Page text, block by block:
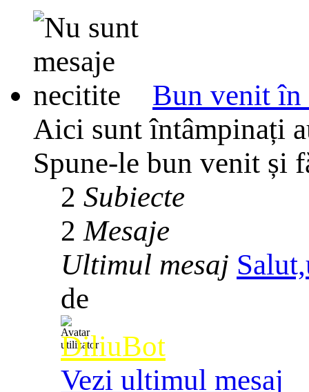
Bun venit în
Aici sunt întâmpinați
Spune-le bun venit și
2 Subiecte
2Mesaje
Ultimul mesaj
de
DiliuBot
Vezi ultimul mesaj